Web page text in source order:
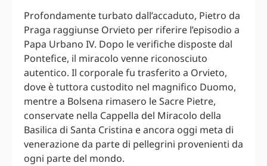
Profondamente turbato dall’accaduto, Pietro da
Praga raggiunse Orvieto per riferire l’episodio a
Papa Urbano IV. Dopo le verifiche disposte dal
Pontefice, il miracolo venne riconosciuto
autentico. Il corporale fu trasferito a Orvieto,
dove è tuttora custodito nel magnifico Duomo,
mentre a Bolsena rimasero le Sacre Pietre,
conservate nella Cappella del Miracolo della
Basilica di Santa Cristina e ancora oggi meta di
venerazione da parte di pellegrini provenienti da
ogni parte del mondo.